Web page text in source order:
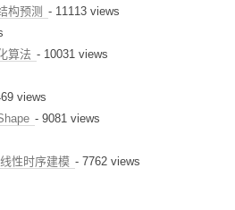
构预测 - 11113 views
算法 - 10031 views
views
- 9081 views
性时序建模 - 7762 views